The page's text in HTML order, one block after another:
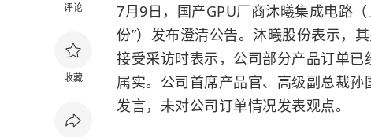
评论
收藏
7月9日，国产GPU厂商沐曦集成电路
份”）发布澄清公告。沐曦股份表示，
接受采访时表示，公司部分产品订单
属实。公司首席产品官、高级副总裁孙
发言，未对公司订单情况发表观点。